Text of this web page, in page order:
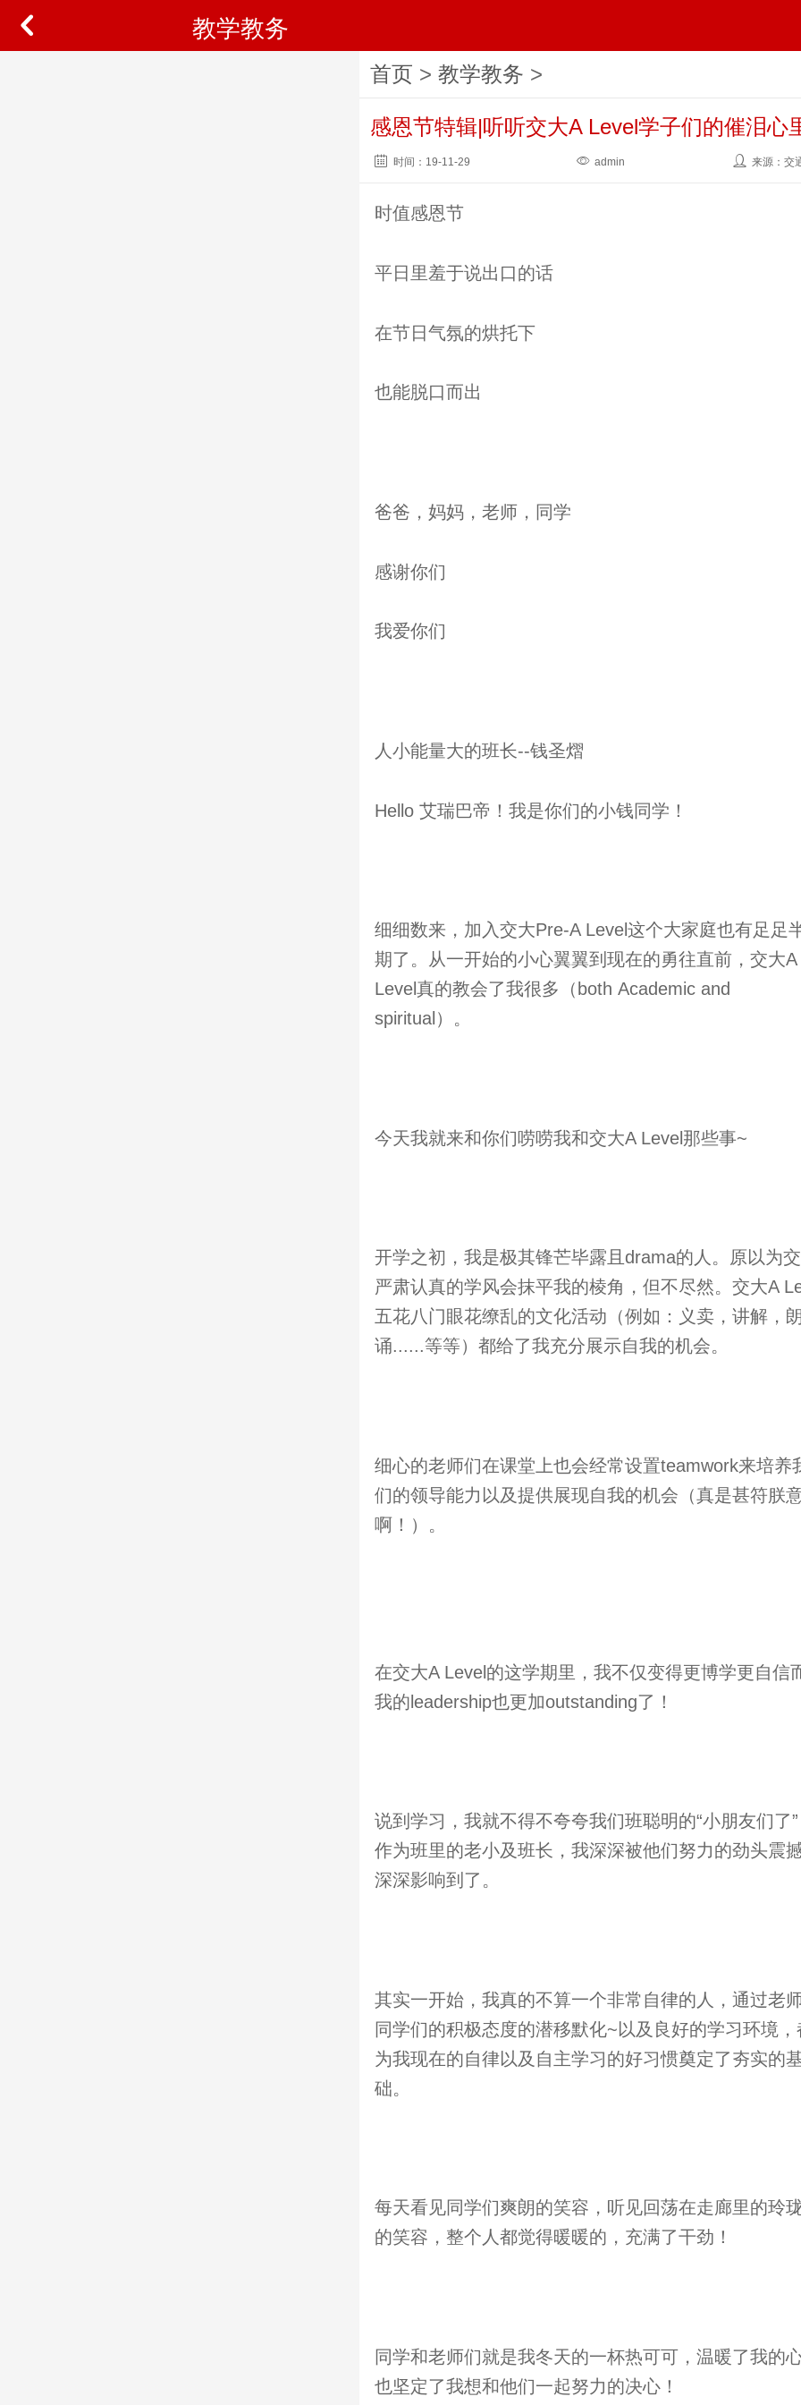
教学教务
首页 > 教学教务 >
感恩节特辑|听听交大A Level学子们的催泪心
时间： 19-11-29 admin 来源：交
时值感恩节
平日里羞于说出口的话
在节日气氛的烘托下
也能脱口而出
爸爸，妈妈，老师，同学
感谢你们
我爱你们
人小能量大的班长--钱圣熠
Hello 艾瑞巴帝！我是你们的小钱同学！
细细数来，加入交大Pre-A Level这个大家庭也有足足
期了。从一开始的小心翼翼到现在的勇往直前，交大A
Level真的教会了我很多（both Academic and
spiritual）。
今天我就来和你们唠唠我和交大A Level那些事~
开学之初，我是极其锋芒毕露且drama的人。原以为
严肃认真的学风会抹平我的棱角，但不尽然。交大A
五花八门眼花缭乱的文化活动（例如：义卖，讲解，
诵......等等）都给了我充分展示自我的机会。
细心的老师们在课堂上也会经常设置teamwork来培养
们的领导能力以及提供展现自我的机会（真是甚符朕
啊！）
在交大A Level的这学期里，我不仅变得更博学更自信
我的leadership也更加outstanding了！
说到学习，我就不得不夸夸我们班聪明的“小朋友们了
作为班里的老小及班长，我深深被他们努力的劲头震
深深影响到了。
其实一开始，我真的不算一个非常自律的人，通过老
同学们的积极态度的潜移默化~以及良好的学习环境，
为我现在的自律以及自主学习的好习惯奠定了夯实的
础。
每天看见同学们爽朗的笑容，听见回荡在走廊里的玲
的笑容，整个人都觉得暖暖的，充满了干劲！
同学和老师们就是我冬天的一杯热可可，温暖了我的
也坚定了我想和他们一起努力的决心！